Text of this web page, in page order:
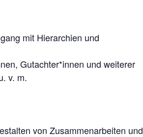
mit Hierarchien und
Gutachter*innen und weiterer
v. m.
von Zusammenarbeiten und